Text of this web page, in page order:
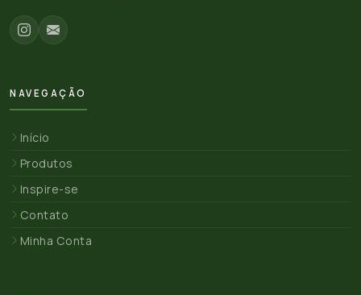
NAVEGAÇÃO
Início
Produtos
Inspire-se
Contato
Minha Conta